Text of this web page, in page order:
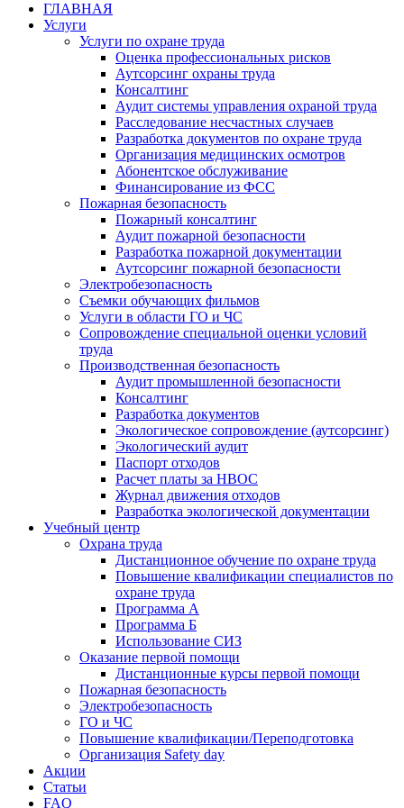
ГЛАВНАЯ
Услуги
Услуги по охране труда
Оценка профессиональных рисков
Аутсорсинг охраны труда
Консалтинг
Аудит системы управления охраной труда
Расследование несчастных случаев
Разработка документов по охране труда
Организация медицинских осмотров
Абонентское обслуживание
Финансирование из ФСС
Пожарная безопасность
Пожарный консалтинг
Аудит пожарной безопасности
Разработка пожарной документации
Аутсорсинг пожарной безопасности
Электробезопасность
Съемки обучающих фильмов
Услуги в области ГО и ЧС
Сопровождение специальной оценки условий
труда
Производственная безопасность
Аудит промышленной безопасности
Консалтинг
Разработка документов
Экологическое сопровождение (аутсорсинг)
Экологический аудит
Паспорт отходов
Расчет платы за НВОС
Журнал движения отходов
Разработка экологической документации
Учебный центр
Охрана труда
Дистанционное обучение по охране труда
Повышение квалификации специалистов по
охране труда
Программа А
Программа Б
Использование СИЗ
Оказание первой помощи
Дистанционные курсы первой помощи
Пожарная безопасность
Электробезопасность
ГО и ЧС
Повышение квалификации/Переподготовка
Организация Safety day
Акции
Статьи
FAQ